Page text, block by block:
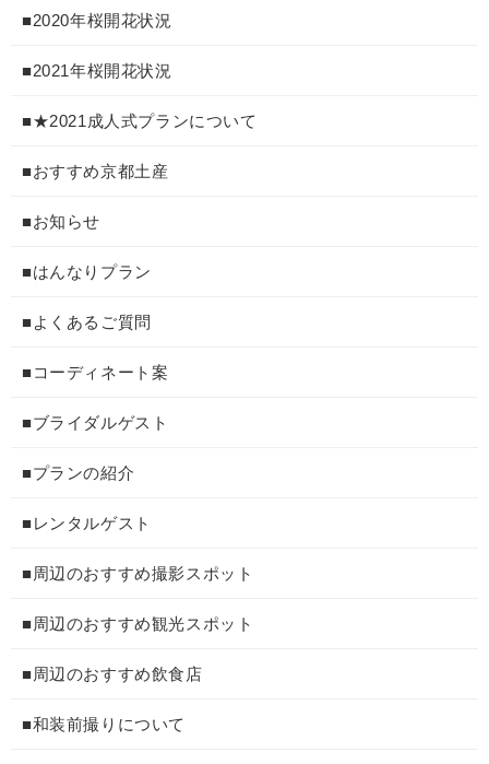
■2020年桜開花状況
■2021年桜開花状況
■★2021成人式プランについて
■おすすめ京都土産
■お知らせ
■はんなりプラン
■よくあるご質問
■コーディネート案
■ブライダルゲスト
■プランの紹介
■レンタルゲスト
■周辺のおすすめ撮影スポット
■周辺のおすすめ観光スポット
■周辺のおすすめ飲食店
■和装前撮りについて